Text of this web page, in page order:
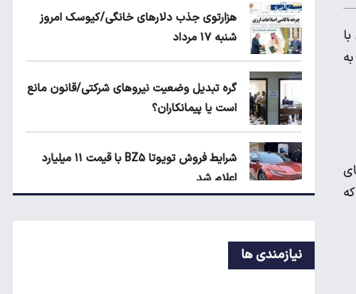
به
مرداد ۱۴۰۵
شدن به کجا رسید؟
هزارتوی جذب دلارهای خانگی/کیوسک امروز
شنبه ۱۷ مرداد
گره تبدیل وضعیت نیروهای شرکتی/قانون مانع
است یا پیمانکاران؟
شرایط فروش تویوتا BZ۵ با قیمت ۱۱ میلیارد
اعلام شد
نیازمندی ها